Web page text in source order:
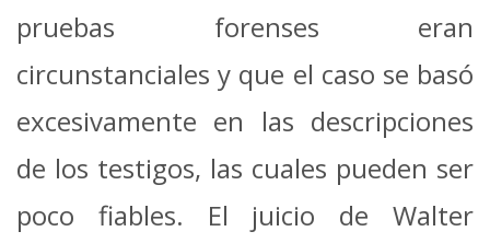
pruebas forenses eran
circunstanciales y que el caso se basó
excesivamente en las descripciones
de los testigos, las cuales pueden ser
poco fiables. El juicio de Walter